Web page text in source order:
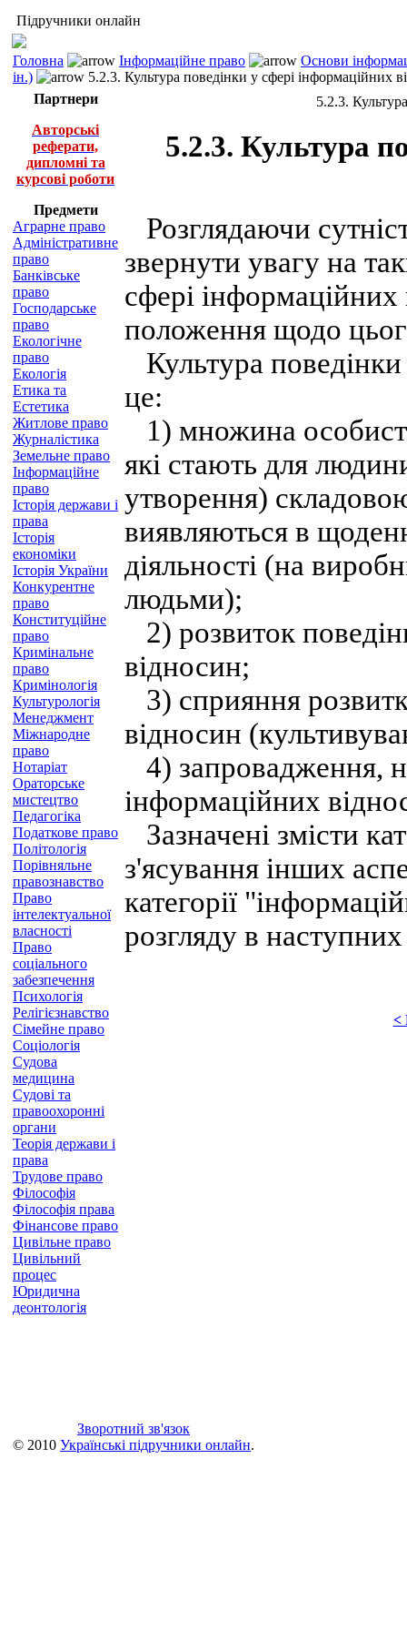
Підручники онлайн
Головна Інформаційне право
Основи
ін.)
5.2.3. Культура поведінки у сфері інформаційних
Партнери
Авторські
реферати,
дипломні та
курсові роботи
Предмети
Аграрне право
Адміністративне
право
Банківське
право
Господарське
право
Екологічне
право
Екологія
Етика та
Естетика
Житлове право
Журналістика
Земельне право
Інформаційне
право
Історія держави і
права
Історія
економіки
Історія України
Конкурентне
право
Конституційне
право
Кримінальне
право
Кримінологія
Культурологія
Менеджмент
Міжнародне
право
Нотаріат
Ораторське
мистецтво
Педагогіка
Податкове право
Політологія
Порівняльне
правознавство
Право
інтелектуальної
власності
Право
соціального
забезпечення
Психологія
Релігієзнавство
Сімейне право
Соціологія
Судова
медицина
Судові та
правоохоронні
органи
Теорія держави і
права
Трудове право
Філософія
Філософія права
Фінансове право
Цивільне право
Цивільний
процес
Юридична
деонтологія
5.2.3.
5.2.3. Культура
Розглядаючи
звернути увагу на
сфері
положення щодо
Культура
це:
1) множина
які стають для
утворення)
виявляються в
діяльності (на
людьми);
2) розвиток
відносин;
3) сприяння
відносин
4) запровадження,
інформаційних
Зазначені змісти
з'ясування інших
категорії
розгляду в наступних
<
Зворотний зв'язок
© 2010 Українські підручники онлайн.